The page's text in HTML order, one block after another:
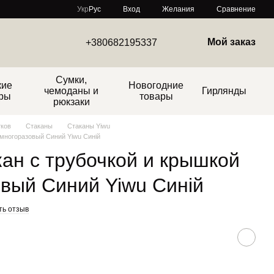
Укр Рус Вход Желания Сравнение
+380682195337 Мой заказ
Сумки,
чемоданы и
рюкзаки
Новогодние
товары
Гирлянды
Стаканы
Стаканы Yiwu
Синий Yiwu Синій
с трубочкой и крышкой
Синий Yiwu Синій
отзыв